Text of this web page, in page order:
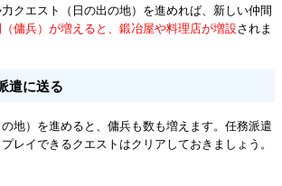
力クエスト（日の出の地）を進めれば、新しい仲間
傭兵）が増えると、鍛冶屋や料理店が増設されま
遣に送る
地）を進めると、傭兵も数も増えます。任務派遣
レイできるクエストはクリアしておきましょう。